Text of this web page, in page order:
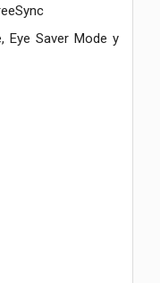
Eye Saver Mode y